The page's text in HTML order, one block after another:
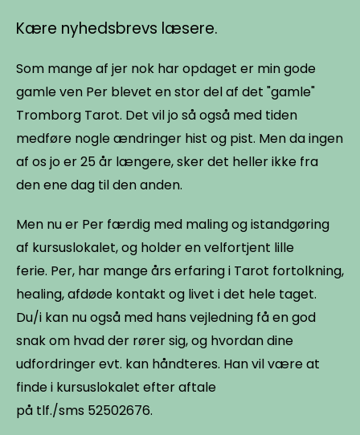
Kære nyhedsbrevs læsere.
Som mange af jer nok har opdaget er min gode
gamle ven Per blevet en stor del af det "gamle"
Tromborg Tarot. Det vil jo så også med tiden
medføre nogle ændringer hist og pist. Men da ingen
af os jo er 25 år længere, sker det heller ikke fra
den ene dag til den anden.
Men nu er Per færdig med maling og istandgøring
af kursuslokalet, og holder en velfortjent lille
ferie. Per, har mange års erfaring i Tarot fortolkning,
healing, afdøde kontakt og livet i det hele taget.
Du/i kan nu også med hans vejledning få en god
snak om hvad der rører sig, og hvordan dine
udfordringer evt. kan håndteres. Han vil være at
finde i kursuslokalet efter aftale
på tlf./sms 52502676.